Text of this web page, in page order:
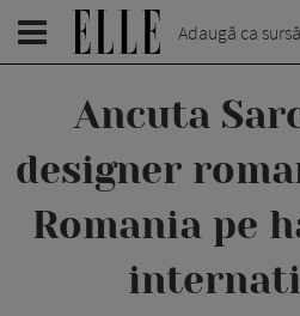
Adaugă ca sursă
Ancuta
designer
Romania pe